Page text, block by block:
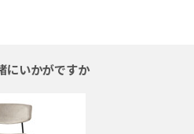
にいかがですか